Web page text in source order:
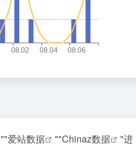
""爱站数据 ""Chinaz数据
"进